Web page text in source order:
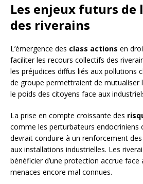
Les enjeux futurs de
des riverains
L’émergence des class actions en
faciliter les recours collectifs des
les préjudices diffus liés aux pollutions
de groupe permettraient de mutualiser
le poids des citoyens face aux
La prise en compte croissante des
comme les perturbateurs endocriniens
devrait conduire à un renforcement
aux installations industrielles. Les
bénéficier d’une protection accrue face
menaces encore mal connues.